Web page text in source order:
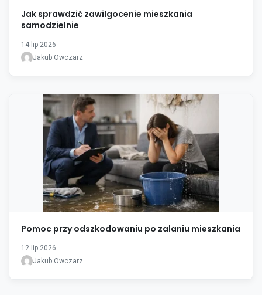
Jak sprawdzić zawilgocenie mieszkania
samodzielnie
14 lip 2026
Jakub Owczarz
Pomoc przy odszkodowaniu po zalaniu mieszkania
12 lip 2026
Jakub Owczarz